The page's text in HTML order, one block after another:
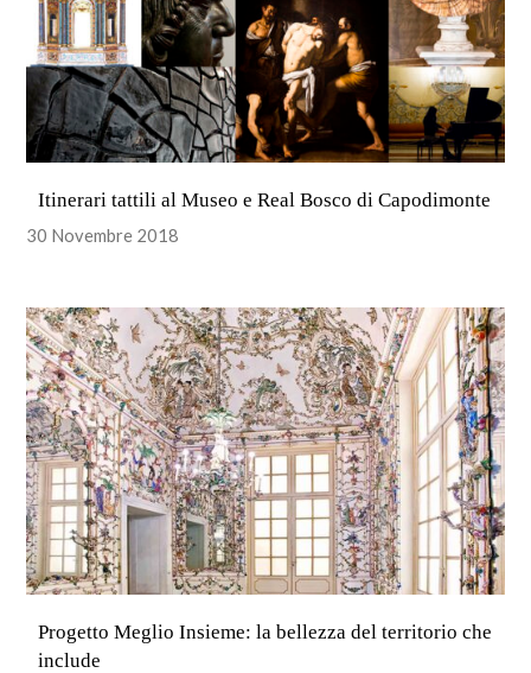
Itinerari tattili al Museo e Real Bosco di Capodimonte
30 Novembre 2018
Progetto Meglio Insieme: la bellezza del territorio che
include